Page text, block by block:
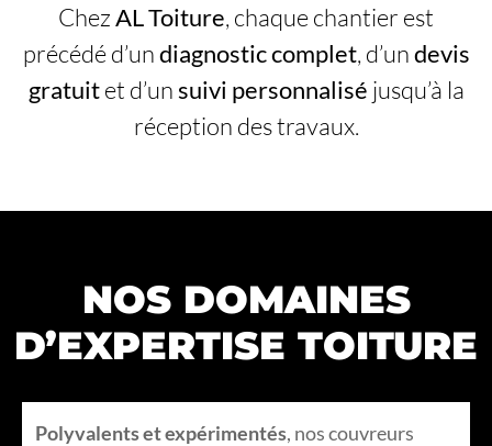
ChezAL Toiture, chaque chantier est
précédé d’undiagnostic complet, d’undevis
gratuitet d’unsuivi personnalisé jusqu’à la
réception des travaux.
NOS DOMAINES
D’EXPERTISE TOITURE
Polyvalents et expérimentés, nos couvreurs